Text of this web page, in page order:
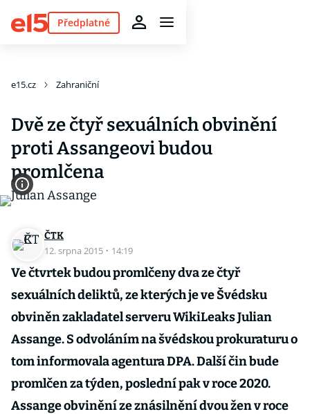
Předplatné
e15.cz Zahraniční
Dvě ze čtyř sexuálních obvinění
proti Assangeovi budou
promlčena
ČTK
12. srpna 2015 · 14:19
Ve čtvrtek budou promlčeny dva ze čtyř
sexuálních deliktů, ze kterých je ve Švédsku
obviněn zakladatel serveru WikiLeaks Julian
Assange. S odvoláním na švédskou prokuraturu o
tom informovala agentura DPA. Další čin bude
promlčen za týden, poslední pak v roce 2020.
Assange obvinění ze znásilnění dvou žen v roce